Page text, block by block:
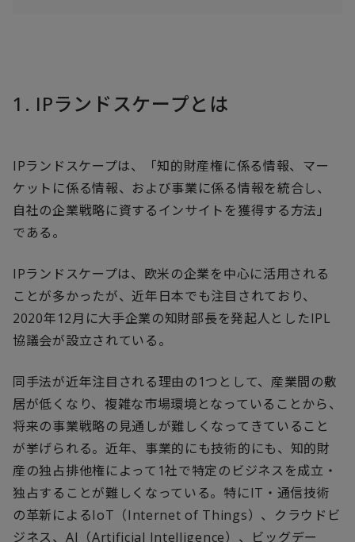
1. IPランドスケープとは
IPランドスケープは、「知的財産権に係る情報、マー
ケットに係る情報、および事業に係る情報を統合し、
自社の企業戦略に資するインサイトを獲得する方法」
である。
IPランドスケープは、欧米の企業を中心に活用される
ことが多かったが、近年日本でも注目されており、
2020年12月に大手企業の知財部長を発起人としたIPL
協議会が設立されている。
同手法が近年注目される理由の1つとして、産業間の敷
居が低くなり、複雑な市場環境となっていることから、
将来の事業戦略の見通しが難しくなってきていること
が挙げられる。近年、事業的にも技術的にも、知的財
産の独占排他権によって1社で特定のビジネスを成立・
独占することが難しくなっている。特にIT・通信技術
の革新によるIoT（Internet of Things）、クラウドビ
ジネス、AI（Artificial Intelligence）、ビッグデー